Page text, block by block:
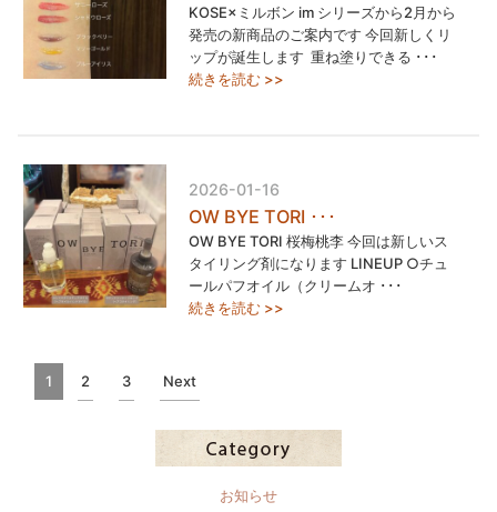
KOSE×ミルボン im シリーズから2月から
発売の新商品のご案内です 今回新しくリ
ップが誕生します ⁡ 重ね塗りできる ･･･
続きを読む >>
2026-01-16
OW BYE TORI ･･･
OW BYE TORI 桜梅桃李 今回は新しいス
タイリング剤になります LINEUP︎ ○チュ
ールパフオイル（クリームオ ･･･
続きを読む >>
1 2 3 Next
お知らせ